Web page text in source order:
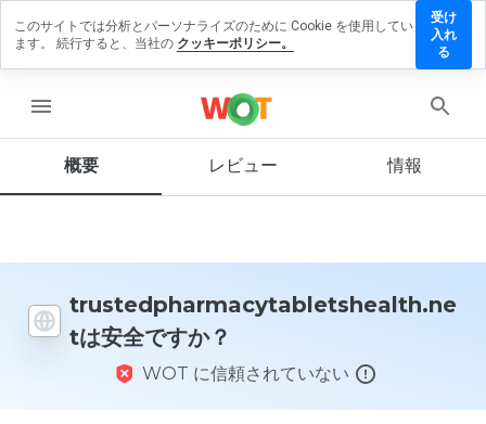
menu
概要 レビュー 情報
trustedpharmacytabletshealth.ne
tは安全ですか？
WOT に信頼されていない
す
ウェ
を1
間
で、
このサイトでは分析とパーソナライズのために Cookie を使用してい
ます。 続行すると、当社の クッキーポリシー。
受け
入れ
る